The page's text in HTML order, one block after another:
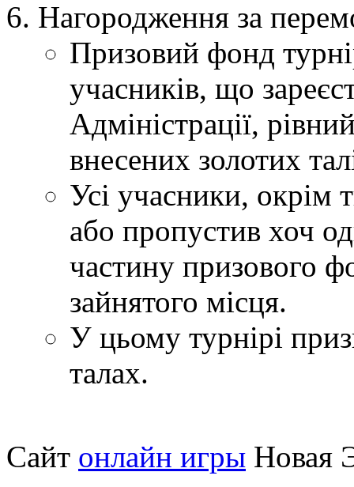
Нагородження за
Призовий фонд
учасників, що
Адміністрації,
внесених золотих
Усі учасники, окрім
або пропустив хоч
частину призового
зайнятого місця.
У цьому турнірі
талах.
Сайт онлайн игры Новая